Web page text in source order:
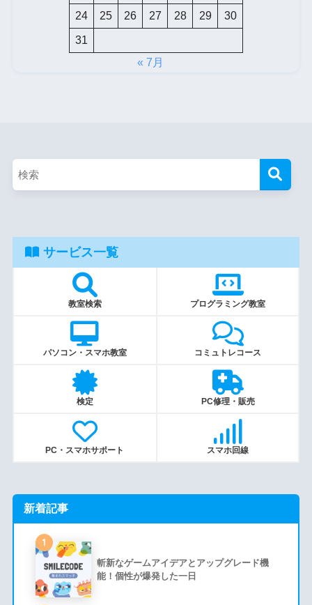
24 25 26 27 28 29 30
31
« 7月
サービス一覧
教室検索 プログラミング教室
パソコン・スマホ教室 コミュトレコース
検定 PC修理・販売
PC・スマホサポート スマホ回線
新着記事
1
斬新なゲームアイデアとアップグレード機
能！個性が爆発した一日